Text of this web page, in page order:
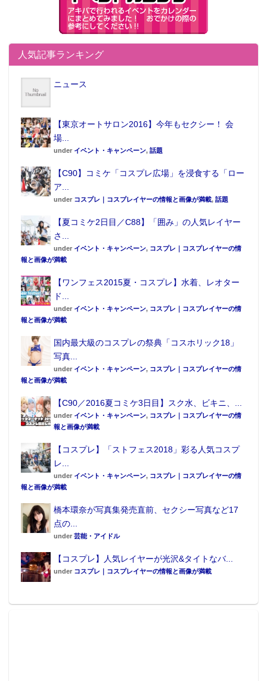
人気記事ランキング
ニュース
【東京オートサロン2016】今年もセクシー！ 会
場...
under イベント・キャンペーン, 話題
【C90】コミケ「コスプレ広場」を浸食する「ロー
ア...
under コスプレ｜コスプレイヤーの情報と画像が満載, 話題
【夏コミケ2日目／C88】「囲み」の人気レイヤー
さ...
under イベント・キャンペーン, コスプレ｜コスプレイヤーの情
報と画像が満載
【ワンフェス2015夏・コスプレ】水着、レオター
ド...
under イベント・キャンペーン, コスプレ｜コスプレイヤーの情
報と画像が満載
国内最大級のコスプレの祭典「コスホリック18」
写真...
under イベント・キャンペーン, コスプレ｜コスプレイヤーの情
報と画像が満載
【C90／2016夏コミケ3日目】スク水、ビキニ、...
under イベント・キャンペーン, コスプレ｜コスプレイヤーの情
報と画像が満載
【コスプレ】「ストフェス2018」彩る人気コスプ
レ...
under イベント・キャンペーン, コスプレ｜コスプレイヤーの情
報と画像が満載
橋本環奈が写真集発売直前、セクシー写真など17
点の...
under 芸能・アイドル
【コスプレ】人気レイヤーが光沢&タイトなバ...
under コスプレ｜コスプレイヤーの情報と画像が満載